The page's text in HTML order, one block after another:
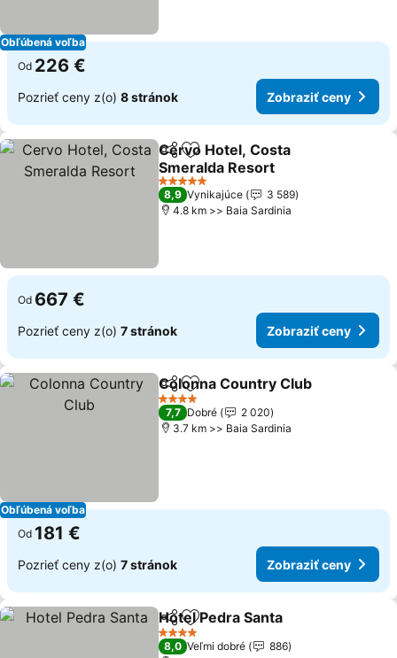
Obľúbená voľba
Od 226 €
Pozrieť ceny z(o) 8 stránok Zobraziť ceny
ZdieľaťPridať do obľúbených
Cervo Hotel, Costa
Smeralda Resort
5 Počet hviezdičiek
8,9 Vynikajúce
3 589
4.8 km >> Baia Sardinia
Od 667 €
Pozrieť ceny z(o) 7 stránok Zobraziť ceny
Obľúbená voľba
ZdieľaťPridať do obľúbených
Colonna Country Club
4 Počet hviezdičiek
7,7 Dobré
2 020
3.7 km >> Baia Sardinia
Od 181 €
Pozrieť ceny z(o) 7 stránok Zobraziť ceny
ZdieľaťPridať do obľúbených
Hotel Pedra Santa
4 Počet hviezdičiek
8,0 Veľmi dobré
886